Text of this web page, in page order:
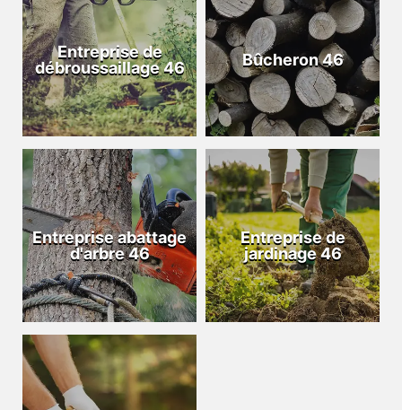
Entreprise de
débroussaillage 46
Bûcheron 46
Entreprise abattage
d'arbre 46
Entreprise de
jardinage 46